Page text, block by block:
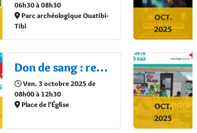
06h30 à 08h30
Parc archéologique Ouatibi-
Tibi
OCT.
2025
Don de sang : rendez-vous le 03 octobre !
Ven. 3 octobre 2025 de
08h00 à 12h30
Place de l’Église
OCT.
2025